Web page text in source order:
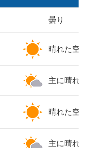
曇り
晴れた空
主に晴れ
晴れた空
主に晴れ